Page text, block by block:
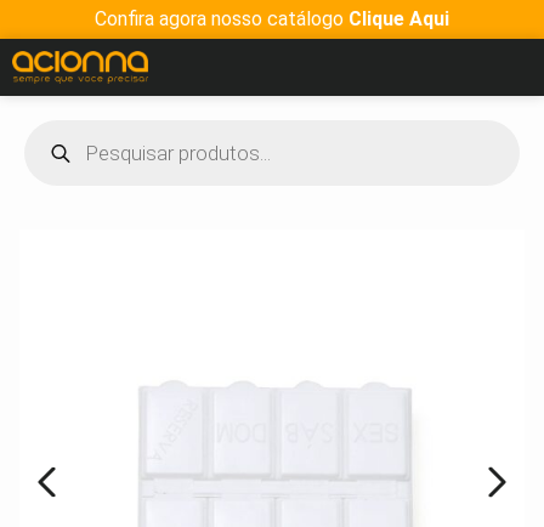
Confira agora nosso catálogo Clique Aqui